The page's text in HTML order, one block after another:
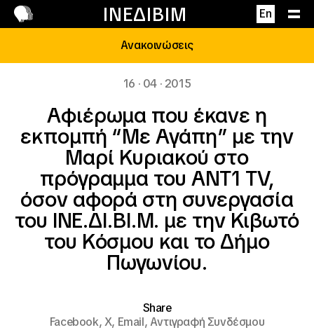
ΙΝΕΔΙΒΙΜ En
Επικοινωνία
Ανακοινώσεις
16 · 04 · 2015
Aφιέρωμα που έκανε η
εκπομπή “Με Αγάπη” με την
Μαρί Κυριακού στo
πρόγραμμα του ΑΝΤ1 TV,
όσον αφορά στη συνεργασία
του ΙΝΕ.ΔΙ.ΒΙ.Μ. με την Κιβωτό
του Κόσμου και το Δήμο
Πωγωνίου.
Share
Facebook,X, Email,Αντιγραφή Συνδέσμου